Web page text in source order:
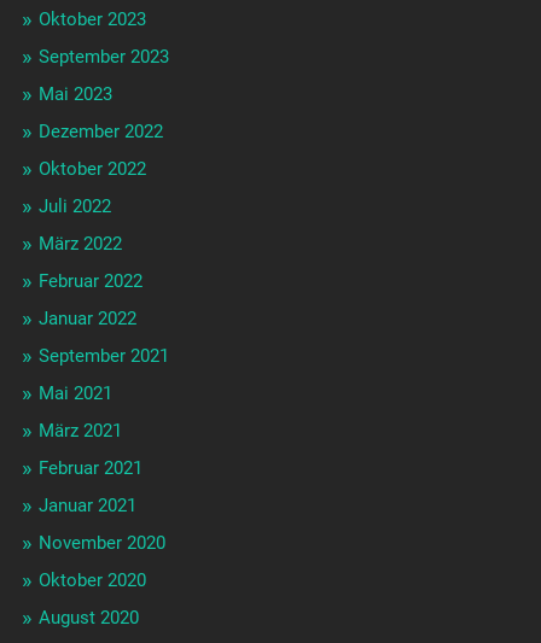
Oktober 2023
September 2023
Mai 2023
Dezember 2022
Oktober 2022
Juli 2022
März 2022
Februar 2022
Januar 2022
September 2021
Mai 2021
März 2021
Februar 2021
Januar 2021
November 2020
Oktober 2020
August 2020